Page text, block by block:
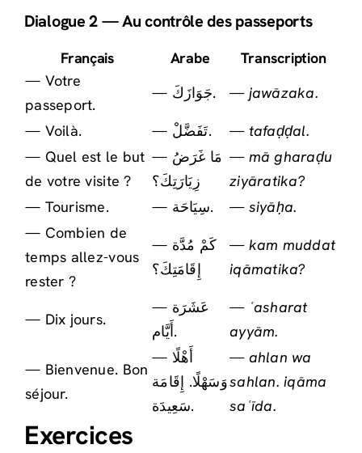
Dialogue 2 — Au contrôle des passeports
Français Arabe
Transcription
— Votre
passeport.
— جَوَازَكَ. — jawāzaka.
— Voilà. — تَفَضَّلْ.
— tafaḍḍal.
— Quel est le but
de votre visite ?
— مَا غَرَضُ
زِيَارَتِكَ؟
— mā gharaḍu
ziyāratika?
— Tourisme.
— سِيَاحَة.
— siyāḥa.
— Combien de
temps allez-vous
rester ?
— كَمْ مُدَّة
إِقَامَتِكَ؟
— kam muddat
iqāmatika?
— Dix jours.
— عَشَرَة
أَيَّام.
— ʿasharat
ayyām.
— Bienvenue. Bon
séjour.
— أَهْلًا
وَسَهْلًا. إِقَامَة
سَعِيدَة.
— ahlan wa
sahlan. iqāma
saʿīda.
Exercices